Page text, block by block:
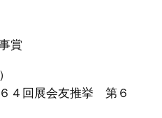
賞
４回展会友推挙 第６